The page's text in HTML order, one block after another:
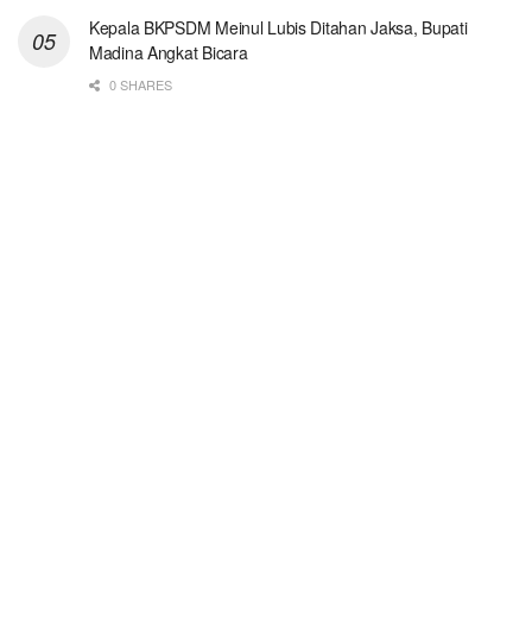
Kepala BKPSDM Meinul Lubis Ditahan Jaksa, Bupati
Madina Angkat Bicara
0 SHARES